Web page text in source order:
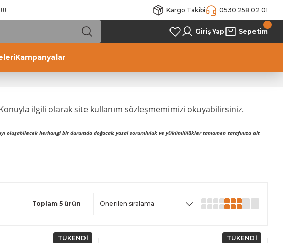
Kargo Takibi 0530 258 02 01
Giriş Yap Sepetim
Kampanyalar
ilgili olarak site kullanım sözleşmemimizi okuyabilirsiniz.
oluşabilecek herhangi bir durumda doğacak yasal sorumluluk ve yükümlülükler tamamen tarafınıza ait
Toplam 5 ürün
TÜKENDİ TÜKENDİ